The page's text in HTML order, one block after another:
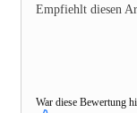
Empfiehlt diesen
War diese Bewertung